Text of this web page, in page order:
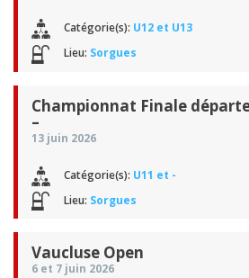
Catégorie(s): U12 et U13
Lieu: Sorgues
Championnat Finale
–
13 juin 2026
Catégorie(s): U11 et -
Lieu: Sorgues
Vaucluse Open
6 et 7 juin 2026